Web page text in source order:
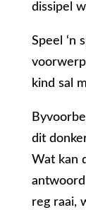
dissipel
Speel ‘n
kind sal
dit
Wat kan
antwoord
reg raai,